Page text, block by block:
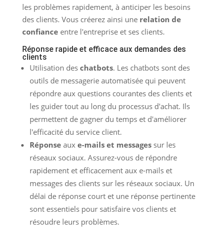
les problèmes rapidement, à anticiper les besoins
des clients. Vous créerez ainsi une relation de
confianceentre l'entreprise et ses clients.
Réponse rapide et efficace aux demandes des
clients
Utilisation des chatbots. Les chatbots sont des
outils de messagerie automatisée qui peuvent
répondre aux questions courantes des clients et
les guider tout au long du processus d'achat. Ils
permettent de gagner du temps et d'améliorer
l'efficacité du service client.
Réponse aux e-mails et messagessur les
réseaux sociaux. Assurez-vous de répondre
rapidement et efficacement aux e-mails et
messages des clients sur les réseaux sociaux. Un
délai de réponse court et une réponse pertinente
sont essentiels pour satisfaire vos clients et
résoudre leurs problèmes.